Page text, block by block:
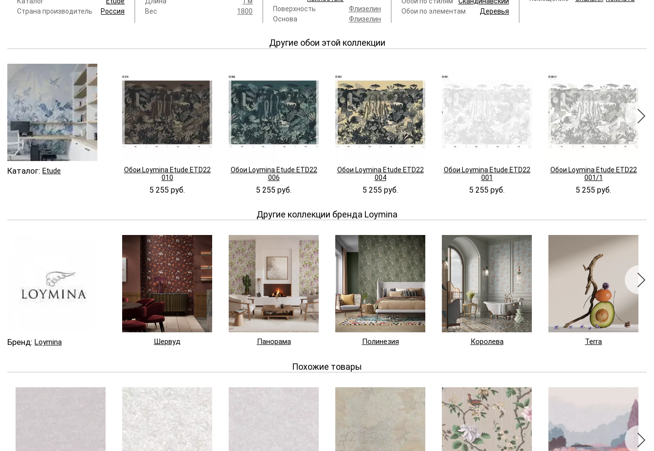
Страна производитель
Россия
Вес
1800
Поверхность
Флизелин
Основа
Флизелин
Обои по элементам
Деревья
Другие обои этой коллекции
Каталог: Etude
Обои Loymina Etude ETD22
010
5 255 руб.
Обои Loymina Etude ETD22
006
5 255 руб.
Обои Loymina Etude ETD22
004
5 255 руб.
Обои Loymina Etude ETD22
001
5 255 руб.
Обои Loymina Etude ETD22
001/1
5 255 руб.
Другие коллекции бренда Loymina
Бренд: Loymina Шервуд Панорама Полинезия Королева Terra
Похожие товары